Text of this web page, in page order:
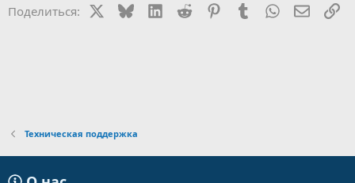
Поделиться: BlueskyLinkedIn
Reddit PinterestTumblr WhatsApp
Техническая поддержка